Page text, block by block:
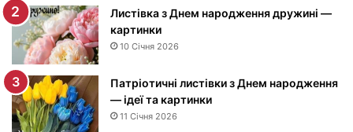
Д
н
е
н
а
р
о
Листівка з Днем народження дружині —
картинки
10 Січня 2026
Патріотичні листівки з Днем народження
— ідеї та картинки
11 Січня 2026